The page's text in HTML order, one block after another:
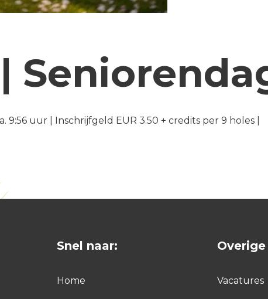
9:56 uur | Inschrijfgeld EUR 3.50 + credits per 9 holes |
Snel naar:
Home Vacatures